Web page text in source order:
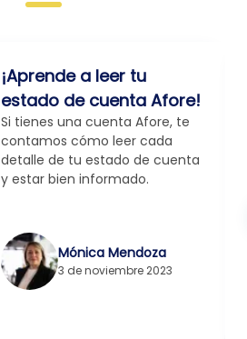
¡Aprende a leer tu
estado de cuenta Afore!
Si tienes una cuenta Afore, te
contamos cómo leer cada
detalle de tu estado de cuenta
y estar bien informado.
Mónica Mendoza
3 de noviembre 2023